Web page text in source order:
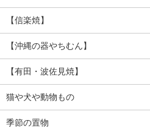
【信楽焼】
【沖縄の器やちむん】
【有田・波佐見焼】
猫や犬や動物もの
季節の置物